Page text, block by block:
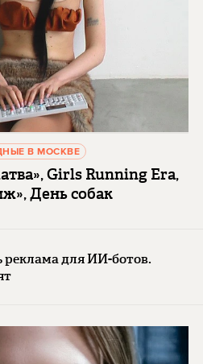
В МОСКВЕ
Girls Running Era,
День собак
реклама для ИИ-ботов.